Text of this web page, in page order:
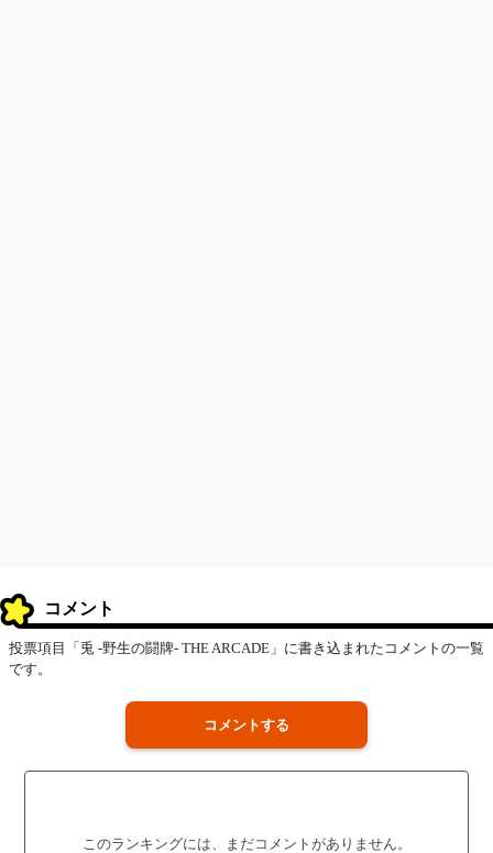
コメント
投票項目「兎 -野生の闘牌- THE ARCADE」に書き込まれたコメントの一覧
です。
コメントする
このランキングには、まだコメントがありません。